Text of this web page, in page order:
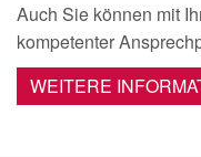
Auch Sie können mit
kompetenter
WEITERE